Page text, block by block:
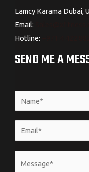
Lamcy Karama Dubai,
Email:
Hotline:
SEND ME A